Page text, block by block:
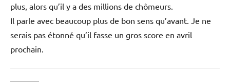
plus, alors qu’il y a des millions de chômeurs.
Il parle avec beaucoup plus de bon sens qu’avant. Je ne
serais pas étonné qu’il fasse un gros score en avril
prochain.